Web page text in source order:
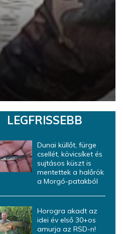
LEGFRISSEBB
Dunai küllőt, fürge
csellét, kövicsíket és
sujtásos küszt is
mentettek a halőrök
a Morgó-patakból
Horogra akadt az
idei év első 30+os
amurja az RSD-n!